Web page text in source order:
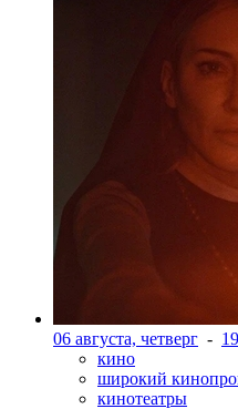
06 августа, четверг -
кино
широкий
кинотеатры